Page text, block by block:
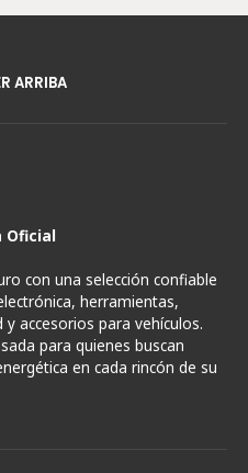
ARRIBA
Oficial
con una selección confiable
herramientas,
accesorios para vehículos.
para quienes buscan
en cada rincón de su